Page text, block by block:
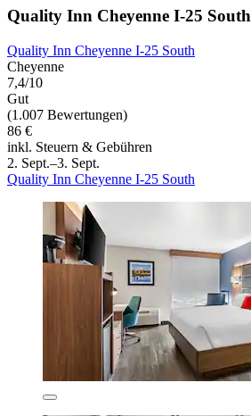
Quality Inn Cheyenne I-25 South
Quality Inn Cheyenne I-25 South
Cheyenne
7,4/10
Gut
(1.007 Bewertungen)
86 €
inkl. Steuern & Gebühren
2. Sept.–3. Sept.
Quality Inn Cheyenne I-25 South